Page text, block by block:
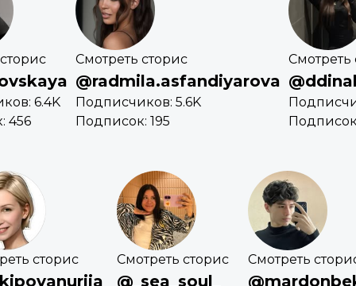
6.4K
456
Смотреть сторис
@radmila.asfandiyarova
Подписчиков: 5.6K
Подписок: 195
Смотреть
сторис Смотреть сторис
@_sea_soul_
Смотреть